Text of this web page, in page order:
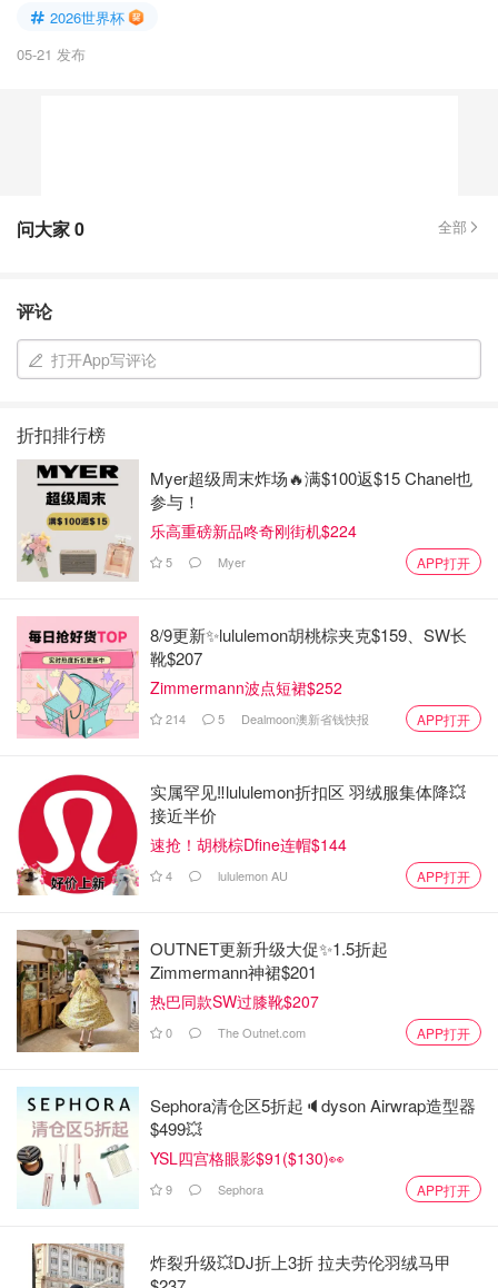
2026世界杯
05-21 发布
问大家0 全部
评论
打开App写评论
折扣排行榜
Myer超级周末炸场🔥满$100返$15 Chanel也
参与！
乐高重磅新品咚奇刚街机$224
5 Myer APP打开
8/9更新✨lululemon胡桃棕夹克$159、SW长
靴$207
Zimmermann波点短裙$252
214 5 Dealmoon澳新省钱快报 APP打开
实属罕见‼️lululemon折扣区 羽绒服集体降💥
接近半价
速抢！胡桃棕Dfine连帽$144
4 lululemon AU APP打开
OUTNET更新升级大促✨1.5折起
Zimmermann神裙$201
热巴同款SW过膝靴$207
0 The Outnet.com APP打开
Sephora清仓区5折起🔈dyson Airwrap造型器
$499💥
YSL四宫格眼影$91($130)👀
9 Sephora APP打开
炸裂升级💥DJ折上3折 拉夫劳伦羽绒马甲